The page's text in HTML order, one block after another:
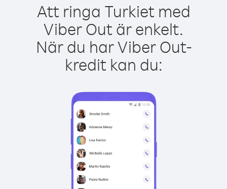
Att ringa Turkiet med
Viber Out är enkelt.
När du har Viber Out-
kredit kan du: